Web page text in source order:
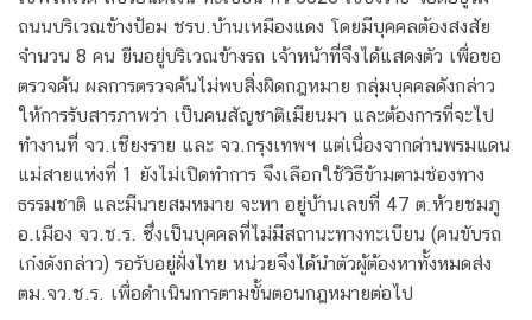
ถนนบริเวณข้างป้อม ชรบ.บ้านเหมืองแดง โดยมีบุคคลต้องสงสัย
จำนวน 8 คน ยืนอยู่บริเวณข้างรถ เจ้าหน้าที่จึงได้แสดงตัว เพื่อขอ
ตรวจค้น ผลการตรวจค้นไม่พบสิ่งผิดกฎหมาย กลุ่มบุคคลดังกล่าว
ให้การรับสารภาพว่า เป็นคนสัญชาติเมียนมา และต้องการที่จะไป
ทำงานที่ จว.เชียงราย และ จว.กรุงเทพฯ แต่เนื่องจากด่านพรมแดน
แม่สายแห่งที่ 1 ยังไม่เปิดทำการ จึงเลือกใช้วิธีข้ามตามช่องทาง
ธรรมชาติ และมีนายสมหมาย จะหา อยู่บ้านเลขที่ 47 ต.ห้วยชมภู
อ.เมือง จว.ช.ร. ซึ่งเป็นบุคคลที่ไม่มีสถานะทางทะเบียน (คนขับรถ
เก๋งดังกล่าว) รอรับอยู่ฝั่งไทย หน่วยจึงได้นำตัวผู้ต้องหาทั้งหมดส่ง
ตม.จว.ช.ร. เพื่อดำเนินการตามขั้นตอนกฎหมายต่อไป